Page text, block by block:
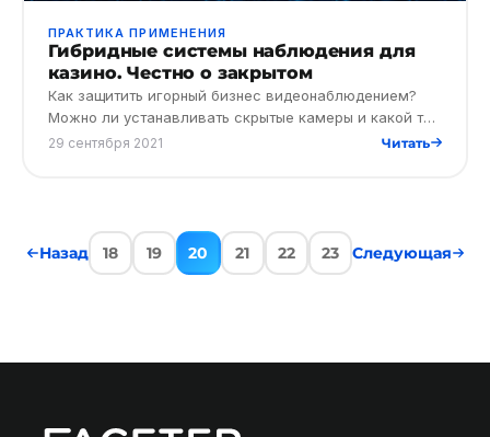
ПРАКТИКА ПРИМЕНЕНИЯ
Гибридные системы наблюдения для
казино. Честно о закрытом
Как защитить игорный бизнес видеонаблюдением?
Можно ли устанавливать скрытые камеры и какой тип
мониторинга лучше выбрать для максимальной
29 сентября 2021 Читать
Назад 18 19 20 21 22 23 Следующая